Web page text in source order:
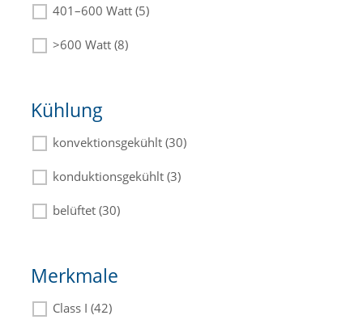
401–600 Watt (5)
>600 Watt (8)
Kühlung
konvektionsgekühlt (30)
konduktionsgekühlt (3)
belüftet (30)
Merkmale
Class I (42)